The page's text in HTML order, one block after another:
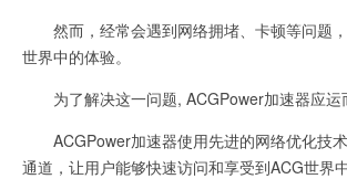
然而，经常会遇到网络拥堵、卡顿等问题
世界中的体验。
为了解决这一问题, ACGPower加速器应运
ACGPower加速器使用先进的网络优化技
通道，让用户能够快速访问和享受到ACG世界中